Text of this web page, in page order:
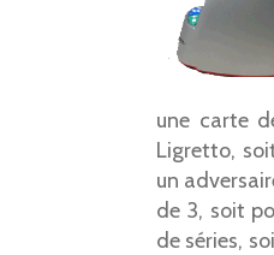
une carte
Ligretto,
un
de 3, soit
de séries,